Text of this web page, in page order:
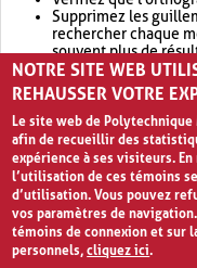
Supprimez les
rechercher chaque
souvent plus de
Envisagez d'élargir
retournera souvent
NOTRE SITE WEB
REHAUSSER VOTRE
Le site web de
afin de recueillir des
expérience à ses visiteurs.
l’utilisation de ces témoins
d’utilisation. Vous pouvez
vos paramètres de
témoins de connexion et sur
personnels,cliquez ici.